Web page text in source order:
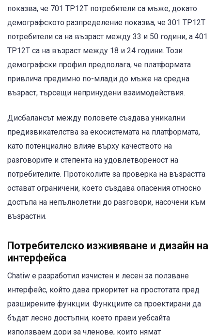
показва, че 701 TP12T потребители са мъже, докато
демографското разпределение показва, че 301 TP12T
потребители са на възраст между 33 и 50 години, а 401
TP12T са на възраст между 18 и 24 години. Този
демографски профил предполага, че платформата
привлича предимно по-млади до мъже на средна
възраст, търсещи непринудени взаимодействия.
Дисбалансът между половете създава уникални
предизвикателства за екосистемата на платформата,
като потенциално влияе върху качеството на
разговорите и степента на удовлетвореност на
потребителите. Протоколите за проверка на възрастта
остават ограничени, което създава опасения относно
достъпа на непълнолетни до разговори, насочени към
възрастни.
Потребителско изживяване и дизайн на
интерфейса
Chatiw е разработил изчистен и лесен за ползване
интерфейс, който дава приоритет на простотата пред
разширените функции. Функциите са проектирани да
бъдат лесно достъпни, което прави уебсайта
използваем дори за членове, които нямат